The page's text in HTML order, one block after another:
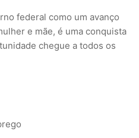
federal como um avanço
e mãe, é uma conquista
chegue a todos os